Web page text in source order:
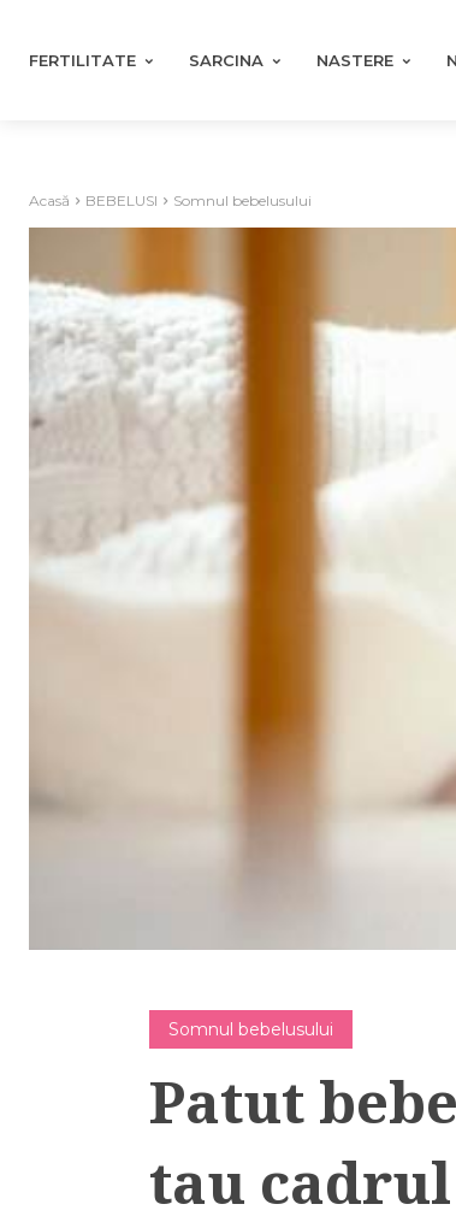
FERTILITATE SARCINA NASTERE
Acasă BEBELUSI Somnul bebelusului
Somnul bebelusului
Patut
tau